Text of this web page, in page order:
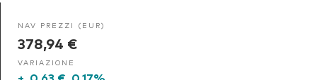
NAV PREZZI (EUR)
378,94 €
VARIAZIONE
+ 0,63 € 0,17%